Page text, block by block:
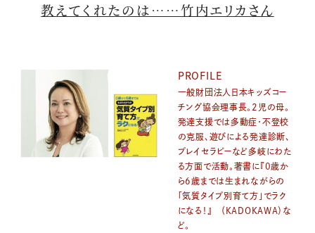
教えてくれたのは……竹内エリカさん
PROFILE
一般財団法人日本キッズコー
チング協会理事長。2児の母。
発達支援では多動症・不登校
の克服、遊びによる発達診断、
プレイセラピーなど多岐にわた
る方面で活動。著書に『0歳か
ら6歳までは生まれながらの
「気質タイプ別育て方」でラク
になる！』 （KADOKAWA）な
ど。